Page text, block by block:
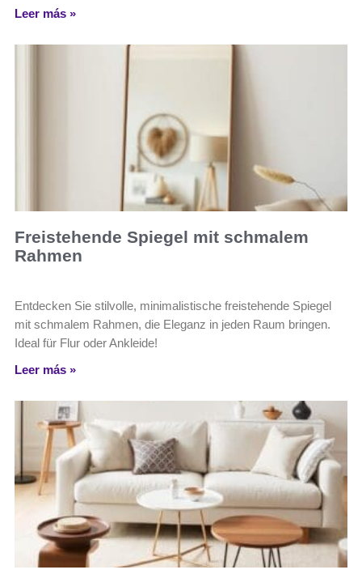
Leer más »
Freistehende Spiegel mit schmalem
Rahmen
Entdecken Sie stilvolle, minimalistische freistehende Spiegel
mit schmalem Rahmen, die Eleganz in jeden Raum bringen.
Ideal für Flur oder Ankleide!
Leer más »